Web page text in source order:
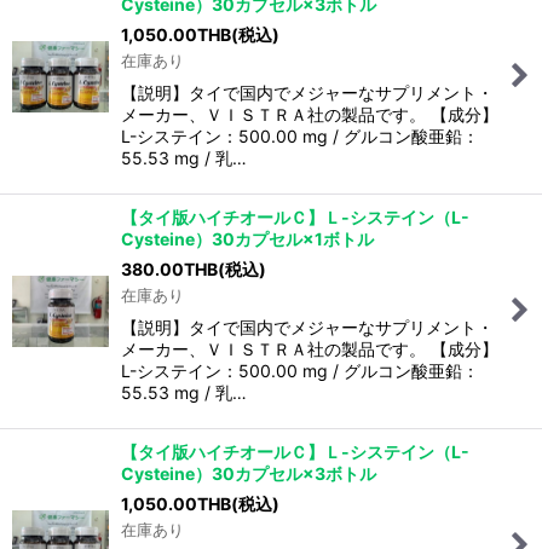
1,050.00THB(税込)
在庫あり
【説明】タイで国内でメジャーなサプリメント・
メーカー、ＶＩＳＴＲＡ社の製品です。 【成分】
L-システイン：500.00 mg / グルコン酸亜鉛：
55.53 mg / 乳…
【タイ版ハイチオールＣ】Ｌ-システイン（L-
Cysteine）30カプセル×1ボトル
380.00THB(税込)
在庫あり
【説明】タイで国内でメジャーなサプリメント・
メーカー、ＶＩＳＴＲＡ社の製品です。 【成分】
L-システイン：500.00 mg / グルコン酸亜鉛：
55.53 mg / 乳…
【タイ版ハイチオールＣ】Ｌ-システイン（L-
Cysteine）30カプセル×3ボトル
1,050.00THB(税込)
在庫あり